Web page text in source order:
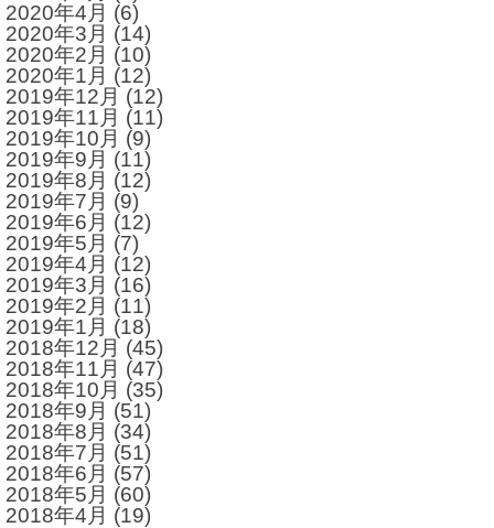
2020年4月 (6)
2020年3月 (14)
2020年2月 (10)
2020年1月 (12)
2019年12月 (12)
2019年11月 (11)
2019年10月 (9)
2019年9月 (11)
2019年8月 (12)
2019年7月 (9)
2019年6月 (12)
2019年5月 (7)
2019年4月 (12)
2019年3月 (16)
2019年2月 (11)
2019年1月 (18)
2018年12月 (45)
2018年11月 (47)
2018年10月 (35)
2018年9月 (51)
2018年8月 (34)
2018年7月 (51)
2018年6月 (57)
2018年5月 (60)
2018年4月 (19)